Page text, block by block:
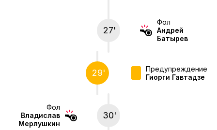
27'
Фол
Андрей
Батырев
29'
Предупреждение
Гиорги Гавтадзе
Фол
Владислав
Мерлушкин
30'